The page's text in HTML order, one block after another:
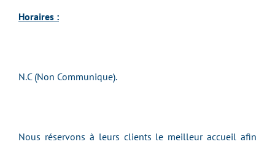
Horaires :
N.C (Non Communique).
Nous réservons à leurs clients le meilleur accueil afin